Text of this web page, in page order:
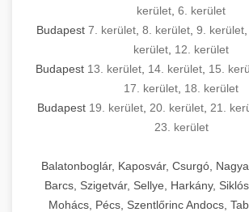
kerület 6. kerület
Budapest 7. kerület, 8. kerület, 9. kerület,
kerület 12. kerület
Budapest 13. kerület 14. kerület 15.
17. kerület 18. kerület
Budapest 19. kerület 20. kerület 21.
23. kerület
Balatonboglár, Kaposvár, Csurgó,
Barcs, Szigetvár, Sellye, Harkány,
Mohács, Pécs, Szentlőrinc Andocs,